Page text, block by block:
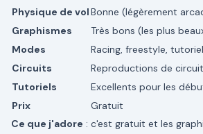
Physique de volBonne (légèrement
Graphismes
Très bons (les plus
Modes
Racing, freestyle,
Circuits
Reproductions de
Tutoriels
Excellents pour les
Prix
Gratuit
Ce que j'adore : c'est gratuit et les